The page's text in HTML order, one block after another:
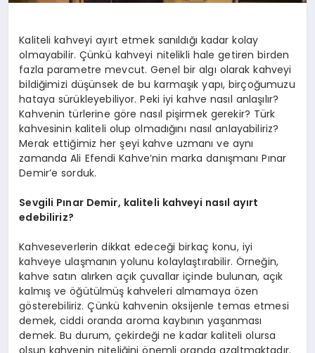
Kaliteli kahveyi ayırt etmek sanıldığı kadar kolay
olmayabilir. Çünkü kahveyi nitelikli hale getiren birden
fazla parametre mevcut. Genel bir algı olarak kahveyi
bildiğimizi düşünsek de bu karmaşık yapı, birçoğumuzu
hataya sürükleyebiliyor. Peki iyi kahve nasıl anlaşılır?
Kahvenin türlerine göre nasıl pişirmek gerekir? Türk
kahvesinin kaliteli olup olmadığını nasıl anlayabiliriz?
Merak ettiğimiz her şeyi kahve uzmanı ve aynı
zamanda Ali Efendi Kahve’nin marka danışmanı Pınar
Demir’e sorduk.
Sevgili Pınar Demir, kaliteli kahveyi nasıl ayırt
edebiliriz?
Kahveseverlerin dikkat edeceği birkaç konu, iyi
kahveye ulaşmanın yolunu kolaylaştırabilir. Örneğin,
kahve satın alırken açık çuvallar içinde bulunan, açık
kalmış ve öğütülmüş kahveleri almamaya özen
gösterebiliriz. Çünkü kahvenin oksijenle temas etmesi
demek, ciddi oranda aroma kaybının yaşanması
demek. Bu durum, çekirdeği ne kadar kaliteli olursa
olsun kahvenin niteliğini önemli oranda azaltmaktadır.